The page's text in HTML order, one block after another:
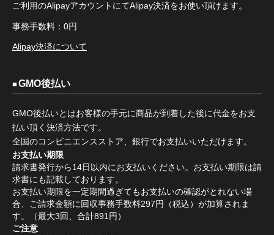
ご利用のAlipayアカウントにてAlipay決済をお使い頂けます。
事務手数料：0円
Alipay決済について
GMO後払い
GMO後払いとはお客様の手元に商品が到着した後に代金をお支
払い頂く決済方法です。
全国のコンビニエンスストア、銀行でお支払いいただけます。
お支払い期限
請求書発行から14日以内にお支払いください。お支払い期限は請
求書にも記載しております。
お支払い期限を一定期間過ぎてもお支払いの確認がとれない場
合、ご請求金額に回収事務手数料297円（税込）が加算されま
す。（最大3回、合計891円）
ご注意